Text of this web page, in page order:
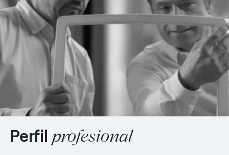
Empleo
Contacto
Contacto
EN ES FR DE
Perfil profesional